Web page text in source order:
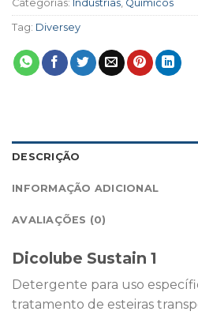
Categorias: Indústrias Químicos
Tag: Diversey
DESCRIÇÃO
INFORMAÇÃO ADICIONAL
AVALIAÇÕES (0)
Dicolube Sustain 1
Detergente para uso
tratamento de esteiras